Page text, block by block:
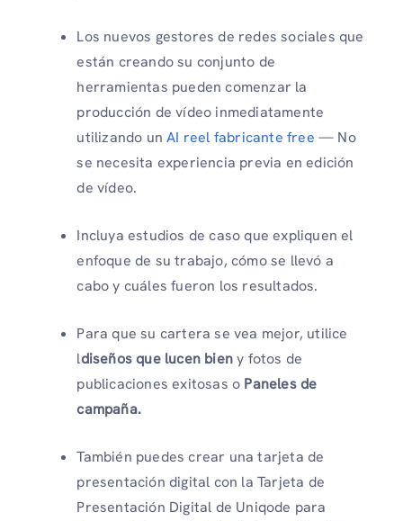
Los nuevos gestores de redes sociales que
están creando su conjunto de
herramientas pueden comenzar la
producción de vídeo inmediatamente
utilizando unAI reel fabricante free — No
se necesita experiencia previa en edición
de vídeo.
Incluya estudios de caso que expliquen el
enfoque de su trabajo, cómo se llevó a
cabo y cuáles fueron los resultados.
Para que su cartera se vea mejor, utilice
ldiseños que lucen bieny fotos de
publicaciones exitosas o Paneles de
campaña.
También puedes crear una tarjeta de
presentación digital con la Tarjeta de
Presentación Digital de Uniqode para